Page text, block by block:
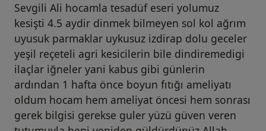
Sevgili Ali hocamla tesadüf eseri yolumuz
kesişti 4.5 aydir dinmek bilmeyen sol kol ağrım
uyusuk parmaklar uykusuz izdirap dolu geceler
yeşil reçeteli agri kesicilerin bile dindiremedigi
ilaçlar iğneler yani kabus gibi günlerin
ardından 1 hafta önce boyun fıtığı ameliyatı
oldum hocam hem ameliyat öncesi hem sonrası
gerek bilgisi gerekse guler yüzü güven veren